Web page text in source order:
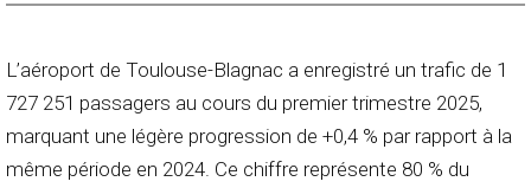
L’aéroport de Toulouse-Blagnac a enregistré un trafic de 1
727 251 passagers au cours du premier trimestre 2025,
marquant une légère progression de +0,4 % par rapport à la
même période en 2024. Ce chiffre représente 80 % du